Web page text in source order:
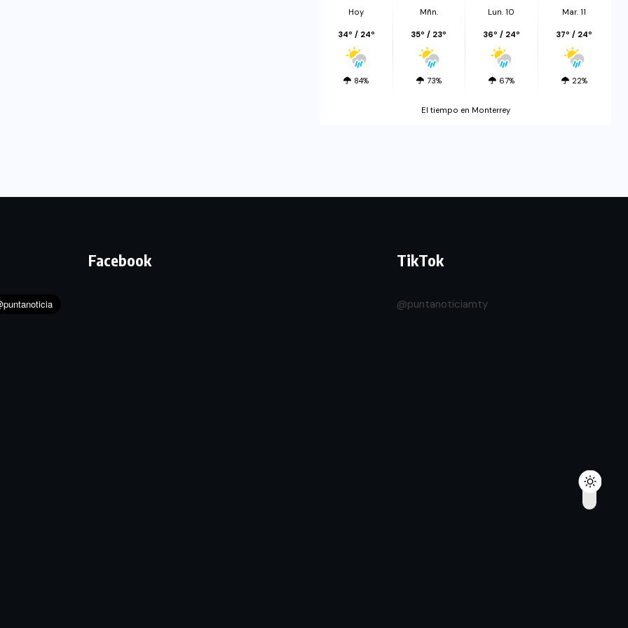
Hoy
34º / 24º
84%
Mñn.
35º / 23º
73%
Lun. 10
36º / 24º
67%
Mar. 11
37º / 24º
22%
El tiempo en Monterrey
Facebook TikTok
@puntanoticiamty